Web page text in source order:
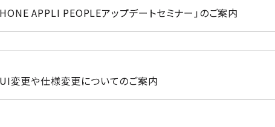
APPLI PEOPLEアップデートセミナー」のご案内
UI変更や仕様変更についてのご案内